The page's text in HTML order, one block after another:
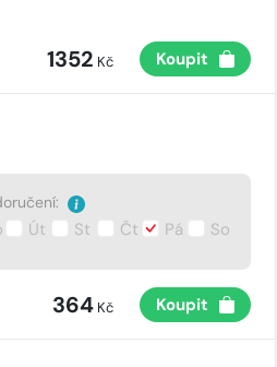
1352 Kč Koupit
Út St Čt Pá So
364Kč Koupit